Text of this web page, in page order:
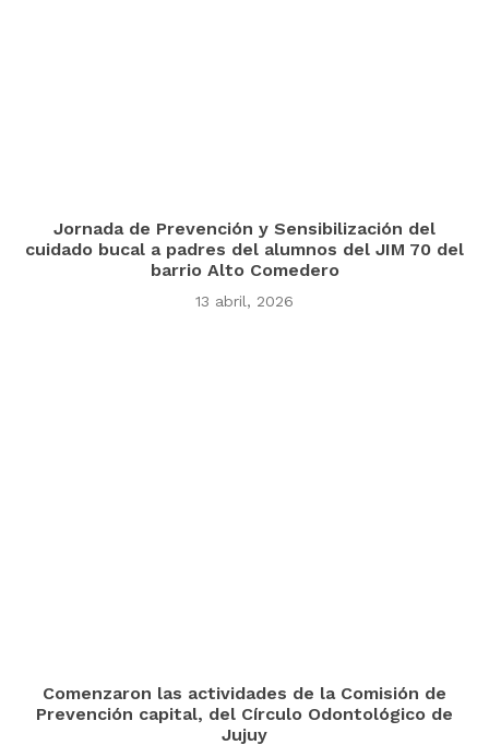
Jornada de Prevención y Sensibilización del
cuidado bucal a padres del alumnos del JIM 70 del
barrio Alto Comedero
13 abril, 2026
Comenzaron las actividades de la Comisión de
Prevención capital, del Círculo Odontológico de
Jujuy